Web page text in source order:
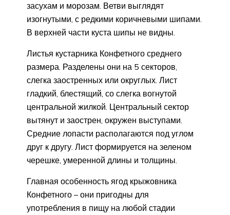
засухам и морозам. Ветви выглядят
изогнутыми, с редкими коричневыми шипами.
В верхней части куста шипы не видны.
Листья кустарника Конфетного среднего
размера. Разделены они на 5 секторов,
слегка заостренных или округлых. Лист
гладкий, блестящий, со слегка вогнутой
центральной жилкой. Центральный сектор
вытянут и заострен, окружен выступами.
Средние лопасти располагаются под углом
друг к другу. Лист формируется на зеленом
черешке, умеренной длины и толщины.
Главная особенность ягод крыжовника
Конфетного – они пригодны для
употребления в пищу на любой стадии